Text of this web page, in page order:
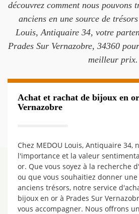
découvrez comment nous pouvons
anciens en une source de
Louis, Antiquaire 34, votre
Prades Sur Vernazobre, 34360
meilleur prix.
Achat et rachat de bijoux en
Vernazobre
Chez MEDOU Louis, Antiquaire 34,
l'importance et la valeur
or. Que vous soyez à la recherche
ou que vous souhaitiez donner une
anciens trésors, notre service
bijoux en or à Prades Sur
vous accompagner. Nous offrons